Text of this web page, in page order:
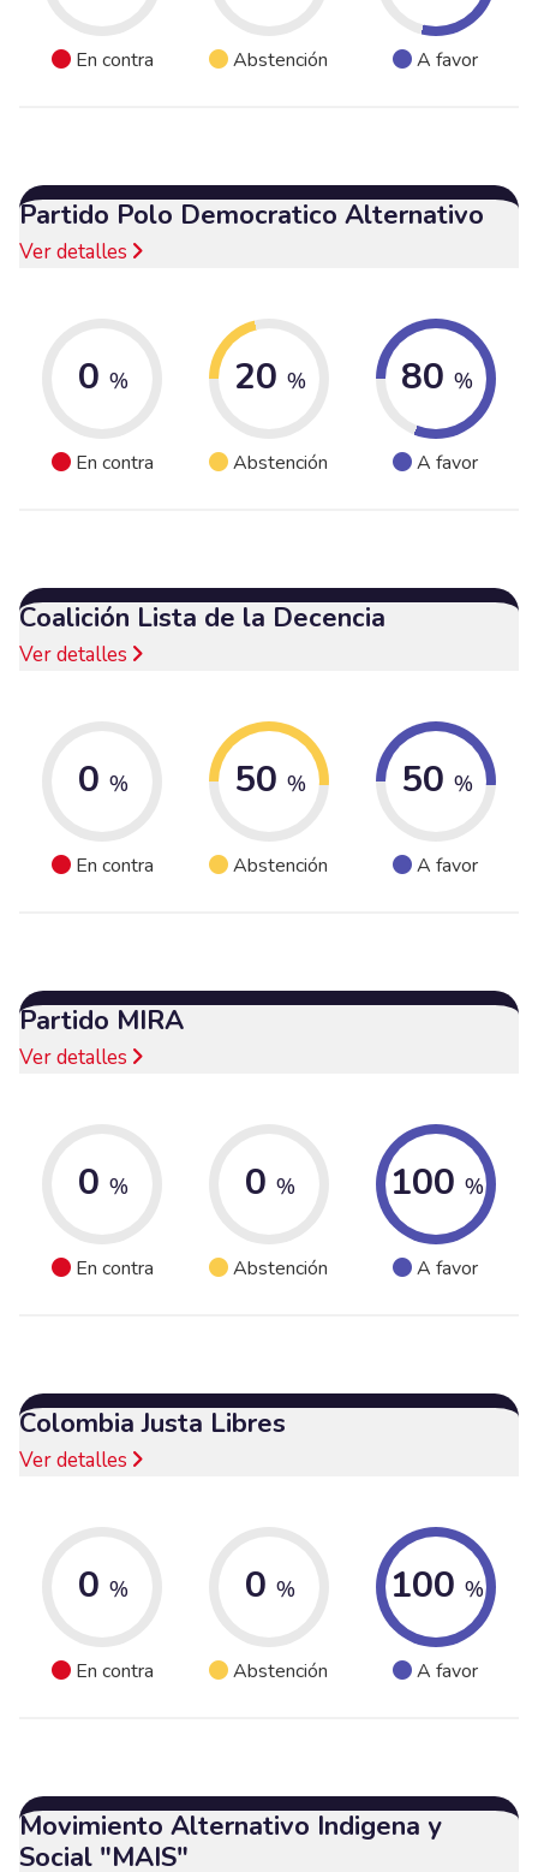
En contra Abstención A favor
Partido Polo Democratico Alternativo
Ver detalles
0 %
En contra
20 %
Abstención
80 %
A favor
Coalición Lista de la Decencia
Ver detalles
0 %
En contra
50 %
Abstención
50 %
A favor
Partido MIRA
Ver detalles
0 %
En contra
0 %
Abstención
100 %
A favor
Colombia Justa Libres
Ver detalles
0 %
En contra
0 %
Abstención
100 %
A favor
Movimiento Alternativo Indigena y
Social "MAIS"